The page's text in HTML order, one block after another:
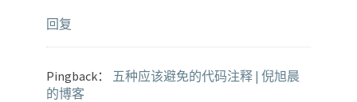
回复
Pingback： 五种应该避免的代码注释 | 倪旭晨
的博客